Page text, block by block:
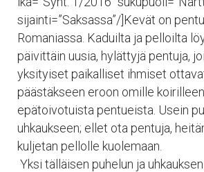
sijainti=”Saksassa”/]Kevät on
Romaniassa. Kaduilta ja pelloilta
päivittäin uusia, hylättyjä pentuja,
yksityiset paikalliset ihmiset
päästäkseen eroon omille
epätoivotuista pentueista. Usein
uhkaukseen; ellet ota pentuja,
kuljetan pellolle kuolemaan.
Yksi tälläisen puhelun ja